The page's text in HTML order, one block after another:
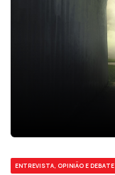
ENTREVISTA, OPINIÃO E DEBATE